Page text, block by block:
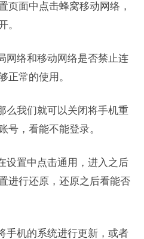
页面中点击蜂窝移动网络，
。
网络和移动网络是否禁止连
正常的使用。
么我们就可以关闭将手机重
号，看能不能登录。
设置中点击通用，进入之后
进行还原，还原之后看能否
手机的系统进行更新，或者